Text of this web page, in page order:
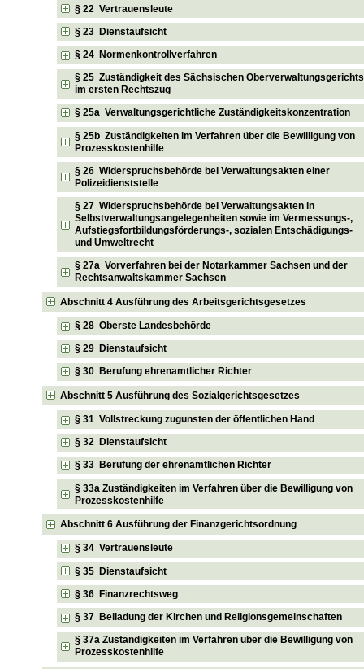
§ 22 Vertrauensleute
§ 23 Dienstaufsicht
§ 24 Normenkontrollverfahren
§ 25 Zuständigkeit des Sächsischen Oberverwaltungsgerichts
im ersten Rechtszug
§ 25a Verwaltungsgerichtliche Zuständigkeitskonzentration
§ 25b Zuständigkeiten im Verfahren über die Bewilligung von
Prozesskostenhilfe
§ 26 Widerspruchsbehörde bei Verwaltungsakten einer
Polizeidienststelle
§ 27 Widerspruchsbehörde bei Verwaltungsakten in
Selbstverwaltungsangelegenheiten sowie im Vermessungs-,
Aufstiegsfortbildungsförderungs-, sozialen Entschädigungs-
und Umweltrecht
§ 27a Vorverfahren bei der Notarkammer Sachsen und der
Rechtsanwaltskammer Sachsen
Abschnitt 4 Ausführung des Arbeitsgerichtsgesetzes
§ 28 Oberste Landesbehörde
§ 29 Dienstaufsicht
§ 30 Berufung ehrenamtlicher Richter
Abschnitt 5 Ausführung des Sozialgerichtsgesetzes
§ 31 Vollstreckung zugunsten der öffentlichen Hand
§ 32 Dienstaufsicht
§ 33 Berufung der ehrenamtlichen Richter
§ 33a Zuständigkeiten im Verfahren über die Bewilligung von
Prozesskostenhilfe
Abschnitt 6 Ausführung der Finanzgerichtsordnung
§ 34 Vertrauensleute
§ 35 Dienstaufsicht
§ 36 Finanzrechtsweg
§ 37 Beiladung der Kirchen und Religionsgemeinschaften
§ 37a Zuständigkeiten im Verfahren über die Bewilligung von
Prozesskostenhilfe